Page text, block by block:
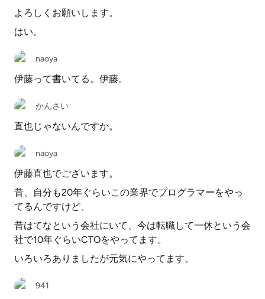
よろしくお願いします。
はい。
naoya
伊藤って書いてる。伊藤。
かんさい
直也じゃないんですか。
naoya
伊藤直也でございます。
昔、自分も20年ぐらいこの業界でプログラマーをやっ
てるんですけど、
昔はてなという会社にいて、今は転職して一休という会
社で10年ぐらいCTOをやってます。
いろいろありましたが元気にやってます。
941